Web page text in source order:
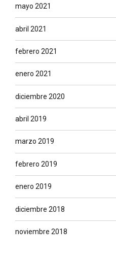
mayo 2021
abril 2021
febrero 2021
enero 2021
diciembre 2020
abril 2019
marzo 2019
febrero 2019
enero 2019
diciembre 2018
noviembre 2018